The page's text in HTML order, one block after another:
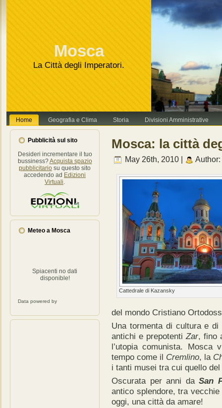
Mosca
La Città degli Imperatori.
Home Geografia e Clima Storia Divisioni Amministrative
Pubblicità sul sito
Desideri incrementare il tuo
bussiness?Acquista spazio
pubblicitario su questo sito
accedendo ad Edizioni
Virtuali.
Meteo a Mosca
Spiacenti no dati
disponible!
Data powered by
Mosca: la città
May 26th, 2010 | Author:
Cattedrale di Kazansky
del mondo Cristiano
Una tormenta di cultura e
antichi e prepotentiZar, fino
l’utopia comunista. Mosca
tempo come il Cremlino, la
i tanti musei tra cui quello
Oscurata per anni daSan
antico splendore, tra
oggi, una città da amare!